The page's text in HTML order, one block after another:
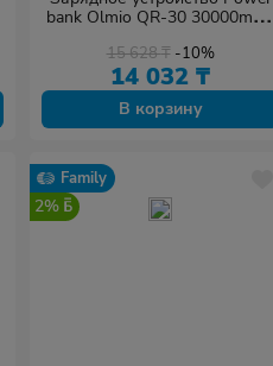
bank Olmio QR-30 30000mAh
15 628₸ -10%
14 032 ₸
В корзину
Family
2%